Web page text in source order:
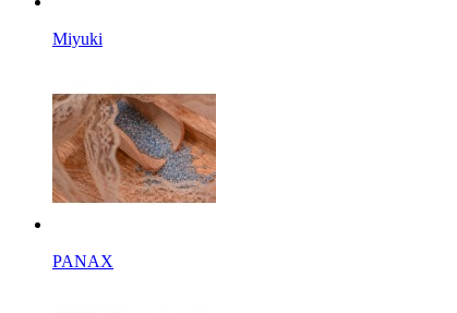
Miyuki
PANAX